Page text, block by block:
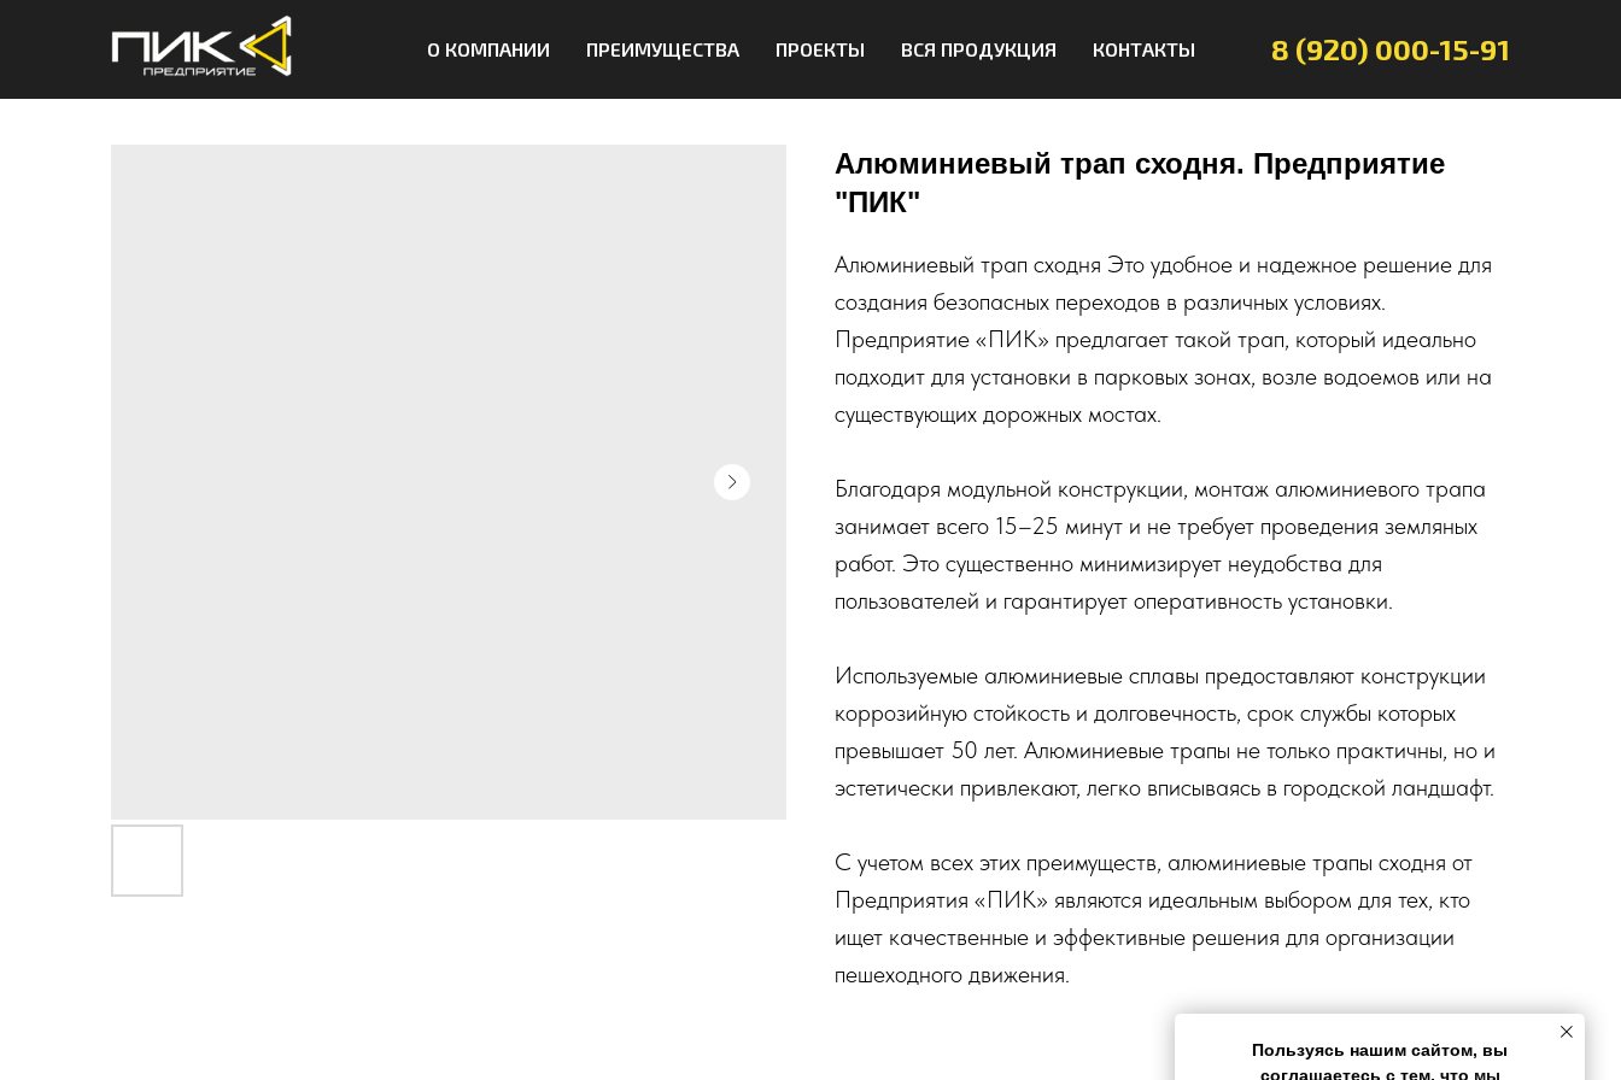
О КОМПАНИИ ПРЕИМУЩЕСТВА ПРОЕКТЫ ВСЯ ПРОДУКЦИЯ КОНТАКТЫ 8 (920) 000-15-91
Алюминиевый трап сходня. Предприятие
"ПИК"
Алюминиевый трап сходня Это удобное и надежное решение для
создания безопасных переходов в различных условиях.
Предприятие «ПИК» предлагает такой трап, который идеально
подходит для установки в парковых зонах, возле водоемов или на
существующих дорожных мостах.
Благодаря модульной конструкции, монтаж алюминиевого трапа
занимает всего 15–25 минут и не требует проведения земляных
работ. Это существенно минимизирует неудобства для
пользователей и гарантирует оперативность установки.
Используемые алюминиевые сплавы предоставляют конструкции
коррозийную стойкость и долговечность, срок службы которых
превышает 50 лет. Алюминиевые трапы не только практичны, но и
эстетически привлекают, легко вписываясь в городской ландшафт.
С учетом всех этих преимуществ, алюминиевые трапы сходня от
Предприятия «ПИК» являются идеальным выбором для тех, кто
ищет качественные и эффективные решения для организации
пешеходного движения.
Пользуясь нашим сайтом, вы
соглашаетесь с тем, что мы